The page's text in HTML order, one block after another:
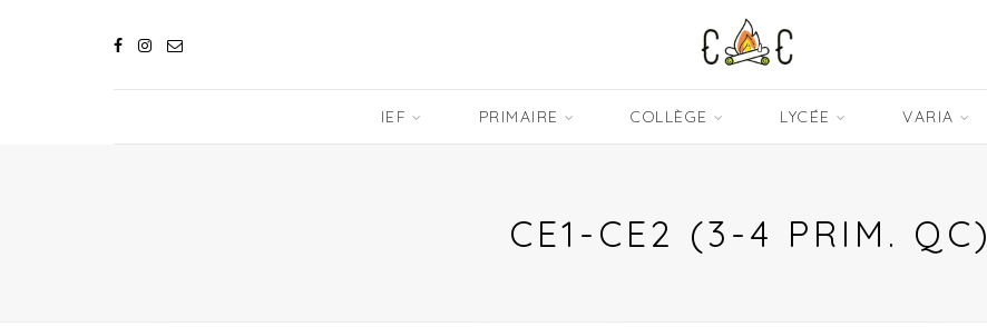
IEF PRIMAIRE COLLÈGE LYCÉE VARIA
CE1-CE2 (3-4 PRIM. QC)